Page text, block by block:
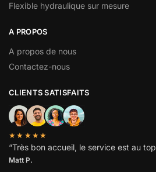
Flexible hydraulique sur mesure
A PROPOS
A propos de nous
Contactez-nous
CLIENTS SATISFAITS
★★★★★
“Très bon accueil, le service est au top
Matt P.